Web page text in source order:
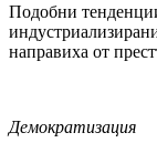
Подобни
направиха от
Демократизация